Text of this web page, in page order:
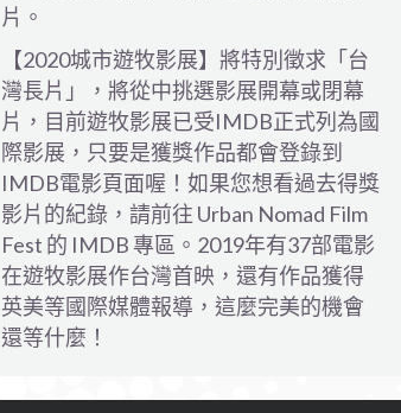
片。
【2020城市遊牧影展】將特別徵求「台
灣長片」，將從中挑選影展開幕或閉幕
片，目前遊牧影展已受IMDB正式列為國
際影展，只要是獲獎作品都會登錄到
IMDB電影頁面喔！如果您想看過去得獎
影片的紀錄，請前往 Urban Nomad Film
Fest 的 IMDB 專區。2019年有37部電影
在遊牧影展作台灣首映，還有作品獲得
英美等國際媒體報導，這麼完美的機會
還等什麼！